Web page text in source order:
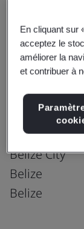
Fusion CX
Icon - 190
Newtown
Belize City
Belize
Belize
En cliquant sur
acceptez le
améliorer la
et contribuer à